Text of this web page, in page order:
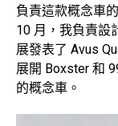
負責這款概念車
10 月，我負責設
展發表了 Avus
展開 Boxster 和
的概念車。